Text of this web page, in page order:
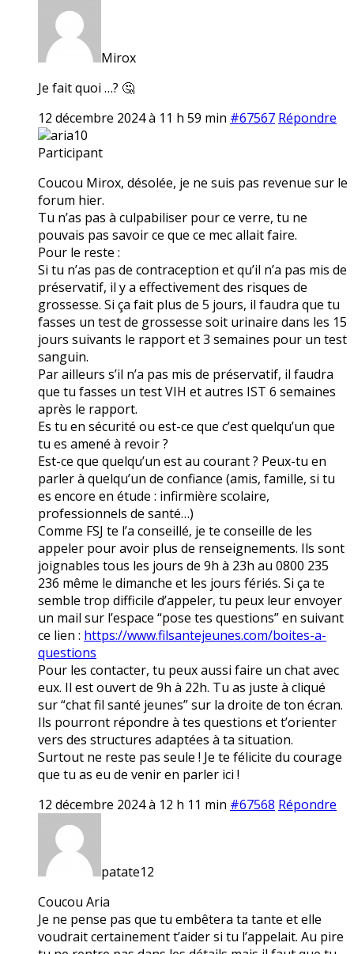
Mirox
Je fait quoi …? 🤔
12 décembre 2024 à 11 h 59 min #67567 Répondre
aria10
Participant
Coucou Mirox, désolée, je ne suis pas revenue sur le
forum hier.
Tu n’as pas à culpabiliser pour ce verre, tu ne
pouvais pas savoir ce que ce mec allait faire.
Pour le reste :
Si tu n’as pas de contraception et qu’il n’a pas mis de
préservatif, il y a effectivement des risques de
grossesse. Si ça fait plus de 5 jours, il faudra que tu
fasses un test de grossesse soit urinaire dans les 15
jours suivants le rapport et 3 semaines pour un test
sanguin.
Par ailleurs s’il n’a pas mis de préservatif, il faudra
que tu fasses un test VIH et autres IST 6 semaines
après le rapport.
Es tu en sécurité ou est-ce que c’est quelqu’un que
tu es amené à revoir ?
Est-ce que quelqu’un est au courant ? Peux-tu en
parler à quelqu’un de confiance (amis, famille, si tu
es encore en étude : infirmière scolaire,
professionnels de santé…)
Comme FSJ te l’a conseillé, je te conseille de les
appeler pour avoir plus de renseignements. Ils sont
joignables tous les jours de 9h à 23h au 0800 235
236 même le dimanche et les jours fériés. Si ça te
semble trop difficile d’appeler, tu peux leur envoyer
un mail sur l’espace “pose tes questions” en suivant
ce lien : https://www.filsantejeunes.com/boites-a-
questions
Pour les contacter, tu peux aussi faire un chat avec
eux. Il est ouvert de 9h à 22h. Tu as juste à cliqué
sur “chat fil santé jeunes” sur la droite de ton écran.
Ils pourront répondre à tes questions et t’orienter
vers des structures adaptées à ta situation.
Surtout ne reste pas seule ! Je te félicite du courage
que tu as eu de venir en parler ici !
12 décembre 2024 à 12 h 11 min #67568 Répondre
patate12
Coucou Aria
Je ne pense pas que tu embêtera ta tante et elle
voudrait certainement t’aider si tu l’appelait. Au pire